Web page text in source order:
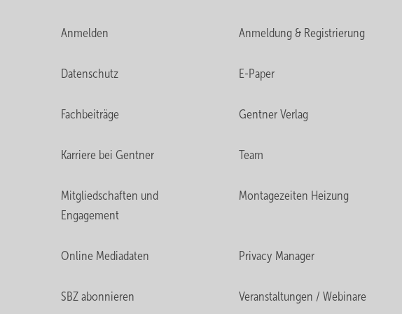
Anmelden Anmeldung & Registrierung
Datenschutz E-Paper
Fachbeiträge Gentner Verlag
Karriere bei Gentner Team
Mitgliedschaften und
Engagement
Montagezeiten Heizung
Online Mediadaten Privacy Manager
SBZ abonnieren Veranstaltungen / Webinare